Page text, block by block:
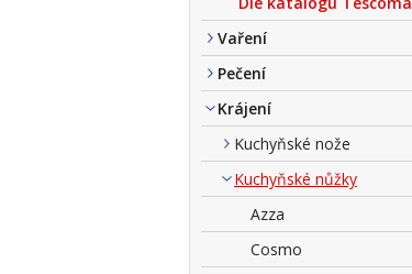
Vaření
Pečení
Krájení
Kuchyňské nože
Kuchyňské nůžky
Azza
Cosmo